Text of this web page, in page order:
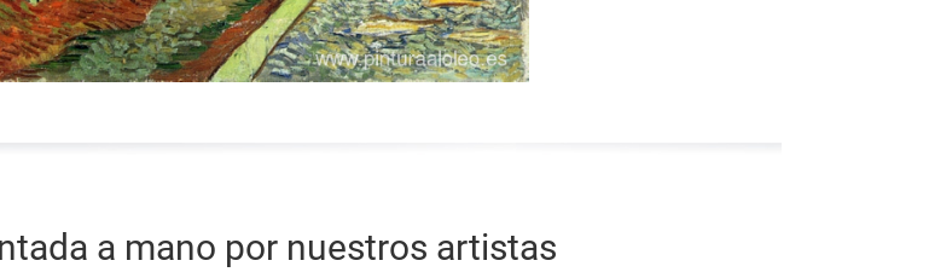
a mano por nuestros artistas